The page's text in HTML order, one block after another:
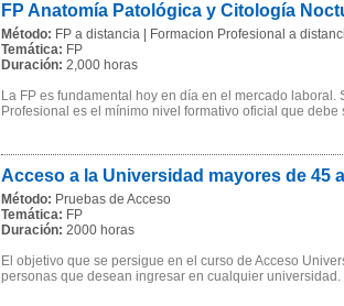
FP Anatomía Patológica y Citología
Método: FP a distancia | Formacion Profesional a
Temática: FP
Duración: 2,000 horas
La FP es fundamental hoy en día en el mercado
Profesional es el mínimo nivel formativo oficial que debe
Acceso a la Universidad mayores de 45
Método: Pruebas de Acceso
Temática: FP
Duración: 2000 horas
El objetivo que se persigue en el curso de Acceso
personas que desean ingresar en cualquier